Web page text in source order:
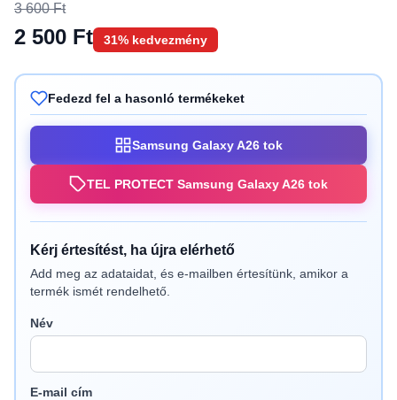
3 600 Ft
2 500 Ft 31% kedvezmény
Fedezd fel a hasonló termékeket
Samsung Galaxy A26 tok
TEL PROTECT Samsung Galaxy A26 tok
Kérj értesítést, ha újra elérhető
Add meg az adataidat, és e-mailben értesítünk, amikor a
termék ismét rendelhető.
Név
E-mail cím